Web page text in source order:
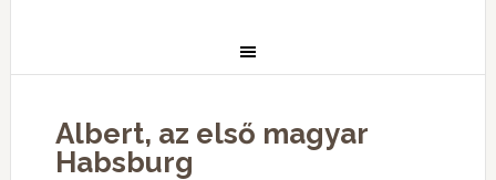
Albert, az első magyar
Habsburg